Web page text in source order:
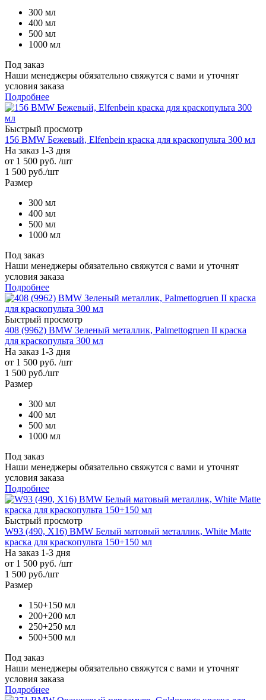
300 мл
400 мл
500 мл
1000 мл
Под заказ
Наши менеджеры обязательно свяжутся с вами и уточнят
условия заказа
Подробнее
Быстрый просмотр
156 BMW Бежевый, Elfenbein краска для краскопульта 300 мл
На заказ 1-3 дня
от 1 500 руб. /шт
1 500 руб./шт
Размер
300 мл
400 мл
500 мл
1000 мл
Под заказ
Наши менеджеры обязательно свяжутся с вами и уточнят
условия заказа
Подробнее
Быстрый просмотр
408 (9962) BMW Зеленый металлик, Palmettogruen II краска
для краскопульта 300 мл
На заказ 1-3 дня
от 1 500 руб. /шт
1 500 руб./шт
Размер
300 мл
400 мл
500 мл
1000 мл
Под заказ
Наши менеджеры обязательно свяжутся с вами и уточнят
условия заказа
Подробнее
Быстрый просмотр
W93 (490, X16) BMW Белый матовый металлик, White Matte
краска для краскопульта 150+150 мл
На заказ 1-3 дня
от 1 500 руб. /шт
1 500 руб./шт
Размер
150+150 мл
200+200 мл
250+250 мл
500+500 мл
Под заказ
Наши менеджеры обязательно свяжутся с вами и уточнят
условия заказа
Подробнее